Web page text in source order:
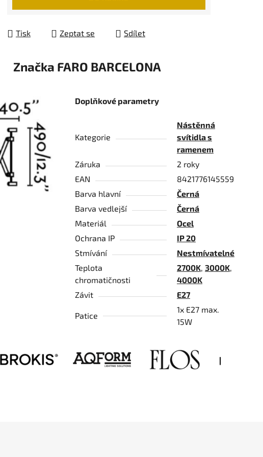
Tisk Zeptat se Sdílet
Značka FARO BARCELONA
Doplňkové parametry
Kategorie
Nástěnná
svítidla s
ramenem
Záruka
2 roky
EAN
8421776145559
Barva hlavní
Černá
Barva vedlejší
Černá
Materiál
Ocel
Ochrana IP
IP 20
Stmívání
Nestmívatelné
Teplota
chromatičnosti
2700K,3000K,
4000K
Závit
E27
Patice
1x E27 max.
15W